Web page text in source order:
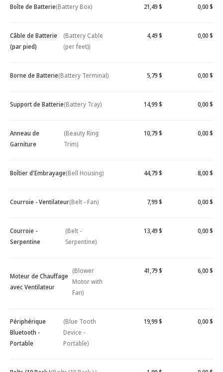
Boîte de Batterie(Battery Box) 21,49 $ 0,00 $
Câble de Batterie
(par pied)
(Battery Cable
(per feet))
4,49 $ 0,00 $
Borne de Batterie(Battery Terminal) 5,79 $ 0,00 $
Support de Batterie(Battery Tray) 14,99 $ 0,00 $
Anneau de
Garniture
(Beauty Ring
Trim)
10,79 $ 0,00 $
Boîtier d'Embrayage(Bell Housing) 44,79 $ 8,00 $
Courroie - Ventilateur(Belt - Fan) 7,99 $ 0,00 $
Courroie -
Serpentine
(Belt -
Serpentine)
13,49 $ 0,00 $
Moteur de Chauffage
avec Ventilateur
(Blower
Motor with
Fan)
41,79 $ 6,00 $
Périphérique
Bluetooth -
Portable
(Blue Tooth
Device -
Portable)
19,99 $ 0,00 $